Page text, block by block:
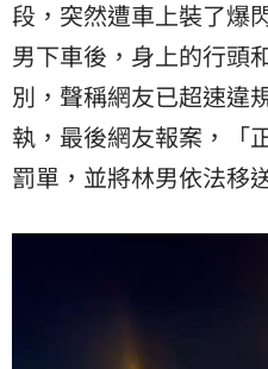
段，突然遭車上裝了爆
男下車後，身上的行頭
別，聲稱網友已超速違
執，最後網友報案，「
罰單，並將林男依法移